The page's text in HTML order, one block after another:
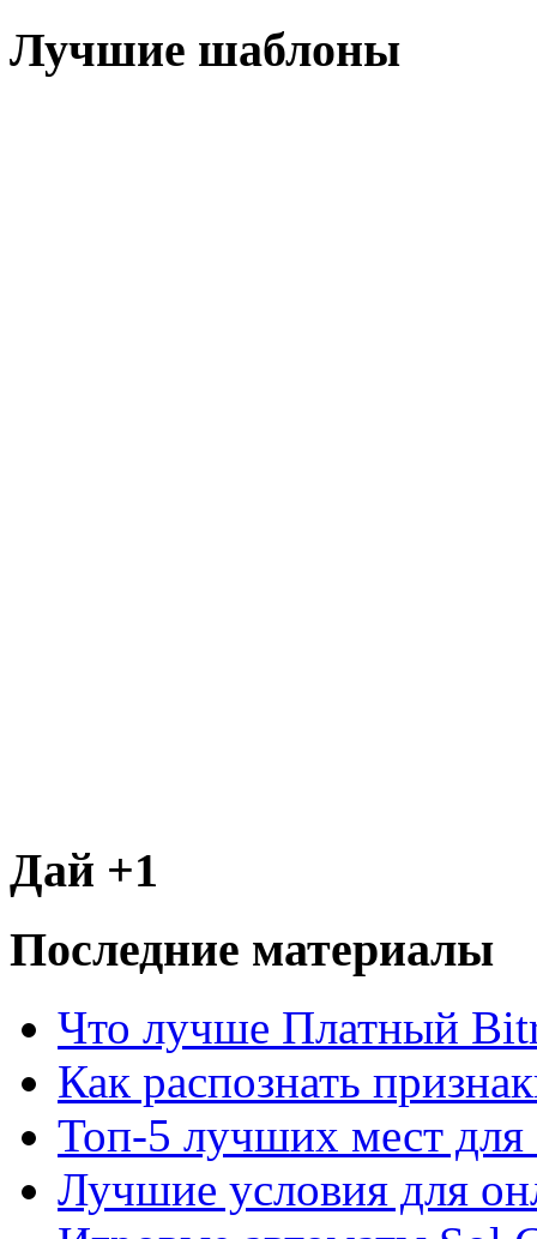
Лучшие шаблоны
Дай +1
Последние материалы
Что лучше Платный
Как распознать
Топ-5 лучших мест для
Лучшие условия для